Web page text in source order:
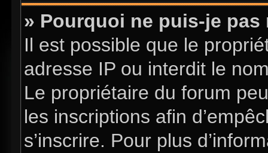
» Pourquoi ne puis-je pas
Il est possible que le
adresse IP ou interdit le
Le propriétaire du forum
les inscriptions afin
s’inscrire. Pour plus